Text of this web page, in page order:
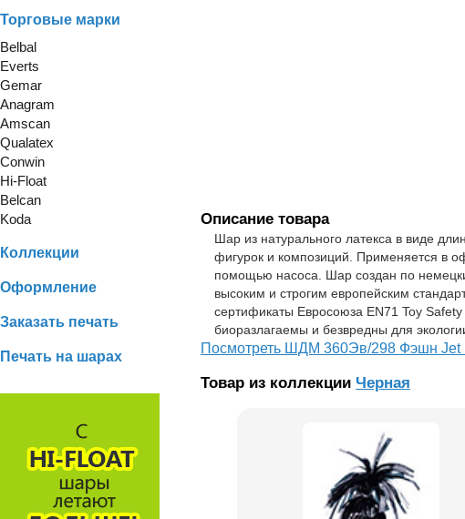
Торговые марки
Belbal
Everts
Gemar
Anagram
Amscan
Qualatex
Conwin
Hi-Float
Belcan
Koda
Коллекции
Оформление
Заказать печать
Печать на шарах
Описание товара
Шар из натурального латекса в виде
фигурок и композиций. Применяется в
помощью насоса. Шар создан по
высоким и строгим европейским
сертификаты Евросоюза EN71 Toy
биоразлагаемы и безвредны для
Посмотреть ШДМ 360Эв/298 Фэшн Jet
Товар из коллекции Черная